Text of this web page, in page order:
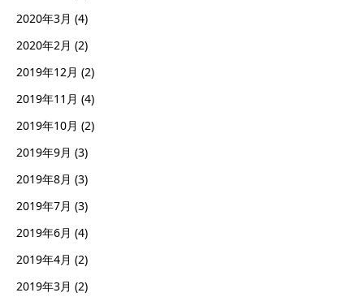
2020年3月 (4)
2020年2月 (2)
2019年12月 (2)
2019年11月 (4)
2019年10月 (2)
2019年9月 (3)
2019年8月 (3)
2019年7月 (3)
2019年6月 (4)
2019年4月 (2)
2019年3月 (2)